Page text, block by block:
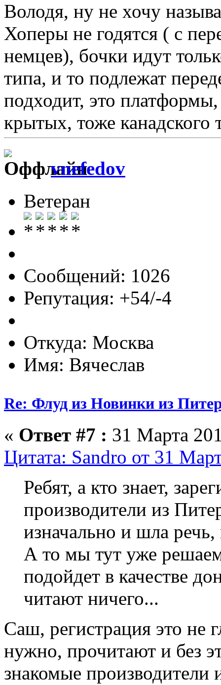
Володя, ну не хочу
Хоперы не годятся ( с
немцев), бочки идут
типа, и то подлежат
подходит, это
крытых, тоже канадского
vnefedov
Ветеран
Сообщений: 1026
Репутация: +54/-4
Откуда: Москва
Имя: Вячеслав
Re: Флуд из Новинки из
« Ответ #7 : 31 Марта
Цитата: Sandro от 31
Ребят, а кто знает,
производители из
изначально и шла
А то мы тут уже
подойдет в качестве
читают ничего...
Саш, регистрация это не
нужно, прочитают и без
знакомые производители